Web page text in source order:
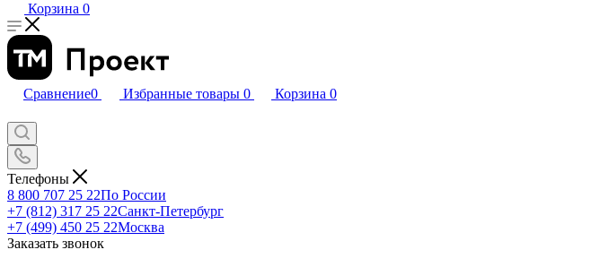
Корзина 0
Сравнение0 Избранные товары 0 Корзина 0
Телефоны
8 800 707 25 22По России
+7 (812) 317 25 22Санкт-Петербург
+7 (499) 450 25 22Москва
Заказать звонок